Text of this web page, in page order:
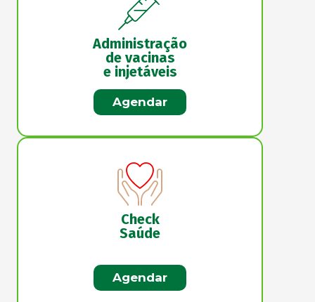
Administração
de vacinas
e injetáveis
Agendar
Check
Saúde
Agendar